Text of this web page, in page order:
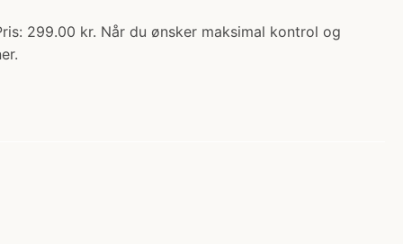
299.00 kr. Når du ønsker maksimal kontrol og